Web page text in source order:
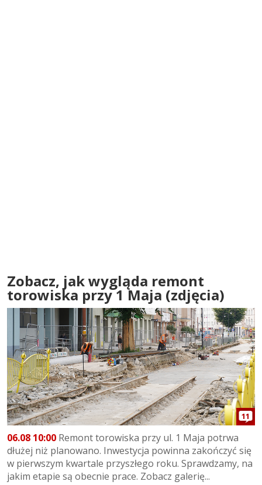
Zobacz, jak wygląda remont
torowiska przy 1 Maja (zdjęcia)
11
06.08 10:00 Remont torowiska przy ul. 1 Maja potrwa
dłużej niż planowano. Inwestycja powinna zakończyć się
w pierwszym kwartale przyszłego roku. Sprawdzamy, na
jakim etapie są obecnie prace. Zobacz galerię...